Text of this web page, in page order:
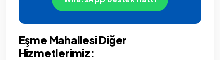
Eşme Mahallesi Diğer
Hizmetlerimiz: